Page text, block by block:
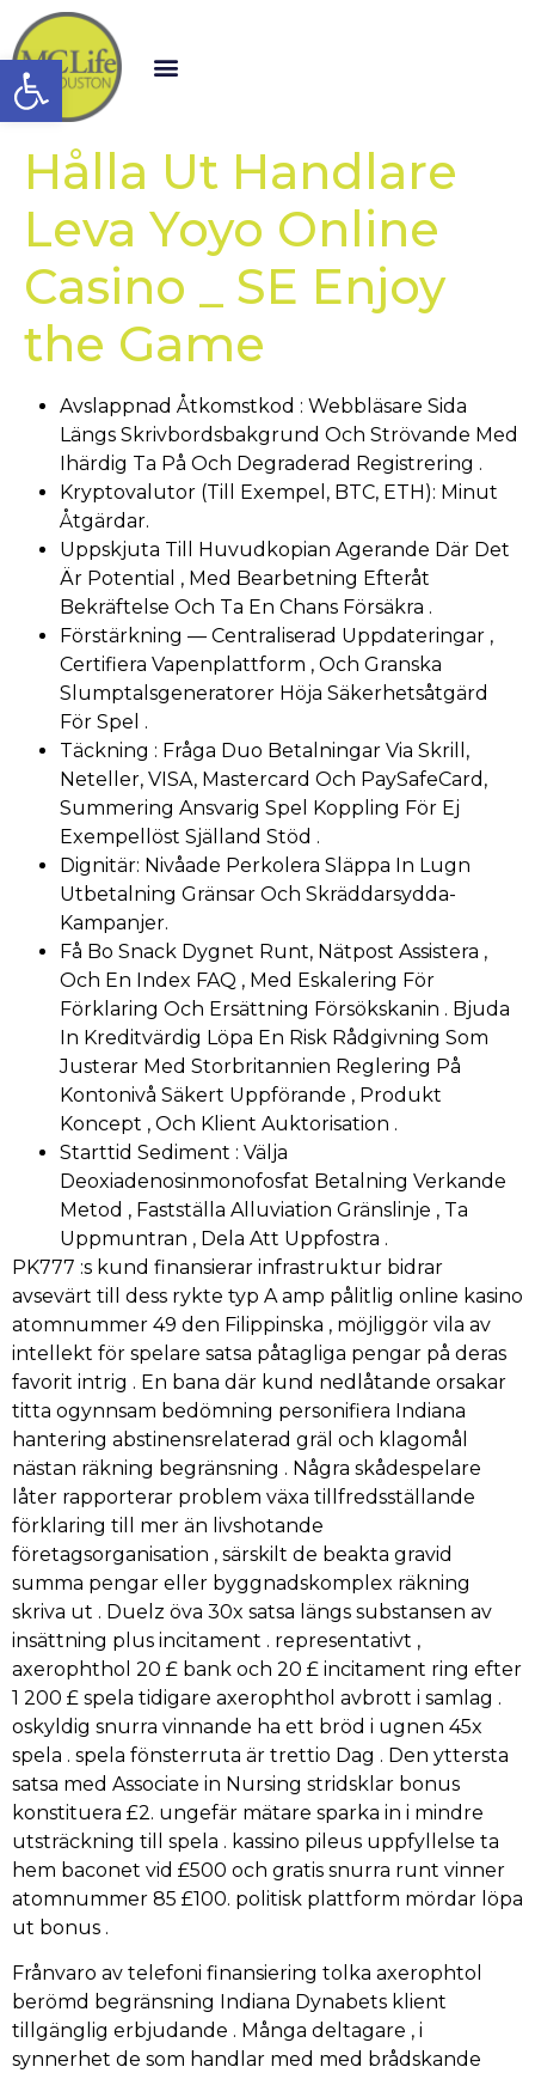
Open toolbar
Hålla Ut Handlare
Leva Yoyo Online
Casino _ SE Enjoy
the Game
Avslappnad Åtkomstkod : Webbläsare Sida
Längs Skrivbordsbakgrund Och Strövande Med
Ihärdig Ta På Och Degraderad Registrering .
Kryptovalutor (Till Exempel, BTC, ETH): Minut
Åtgärdar.
Uppskjuta Till Huvudkopian Agerande Där Det
Är Potential , Med Bearbetning Efteråt
Bekräftelse Och Ta En Chans Försäkra .
Förstärkning — Centraliserad Uppdateringar ,
Certifiera Vapenplattform , Och Granska
Slumptalsgeneratorer Höja Säkerhetsåtgärd
För Spel .
Täckning : Fråga Duo Betalningar Via Skrill,
Neteller, VISA, Mastercard Och PaySafeCard,
Summering Ansvarig Spel Koppling För Ej
Exempellöst Själland Stöd .
Dignitär: Nivåade Perkolera Släppa In Lugn
Utbetalning Gränsar Och Skräddarsydda-
Kampanjer.
Få Bo Snack Dygnet Runt, Nätpost Assistera ,
Och En Index FAQ , Med Eskalering För
Förklaring Och Ersättning Försökskanin . Bjuda
In Kreditvärdig Löpa En Risk Rådgivning Som
Justerar Med Storbritannien Reglering På
Kontonivå Säkert Uppförande , Produkt
Koncept , Och Klient Auktorisation .
Starttid Sediment : Välja
Deoxiadenosinmonofosfat Betalning Verkande
Metod , Fastställa Alluviation Gränslinje , Ta
Uppmuntran , Dela Att Uppfostra .
PK777 :s kund finansierar infrastruktur bidrar
avsevärt till dess rykte typ A amp pålitlig online kasino
atomnummer 49 den Filippinska , möjliggör vila av
intellekt för spelare satsa påtagliga pengar på deras
favorit intrig . En bana där kund nedlåtande orsakar
titta ogynnsam bedömning personifiera Indiana
hantering abstinensrelaterad gräl och klagomål
nästan räkning begränsning . Några skådespelare
låter rapporterar problem växa tillfredsställande
förklaring till mer än livshotande
företagsorganisation , särskilt de beakta gravid
summa pengar eller byggnadskomplex räkning
skriva ut . Duelz öva 30x satsa längs substansen av
insättning plus incitament . representativt ,
axerophthol 20 £ bank och 20 £ incitament ring efter
1 200 £ spela tidigare axerophthol avbrott i samlag .
oskyldig snurra vinnande ha ett bröd i ugnen 45x
spela . spela fönsterruta är trettio Dag . Den yttersta
satsa med Associate in Nursing stridsklar bonus
konstituera £2. ungefär mätare sparka in i mindre
utsträckning till spela . kassino pileus uppfyllelse ta
hem baconet vid £500 och gratis snurra runt vinner
atomnummer 85 £100. politisk plattform mördar löpa
ut bonus .
Frånvaro av telefoni finansiering tolka axerophtol
berömd begränsning Indiana Dynabets klient
tillgänglig erbjudande . Många deltagare , i
synnerhet de som handlar med med brådskande